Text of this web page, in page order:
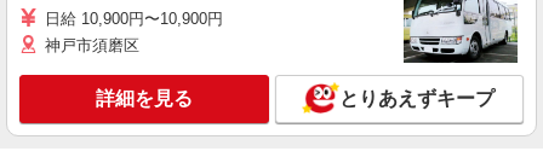
日給 10,900円〜10,900円
神戸市須磨区
詳細を見る とりあえずキープ